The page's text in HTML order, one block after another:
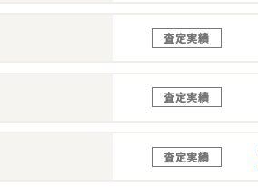
査定実績
査定実績
査定実績